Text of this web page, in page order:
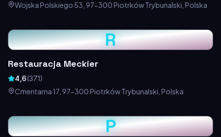
Wojska Polskiego 53, 97-300 Piotrków Trybunalski, Polska
R
Restauracja Meckier
4,6(371)
Cmentarna 17, 97-300 Piotrków Trybunalski, Polska
P